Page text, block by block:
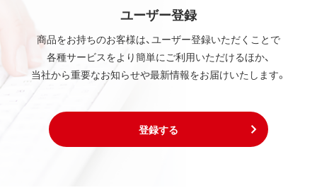
ユーザー登録
商品をお持ちのお客様は、ユーザー登録いただくことで
各種サービスをより簡単にご利用いただけるほか、
当社から重要なお知らせや最新情報をお届けいたします。
登録する